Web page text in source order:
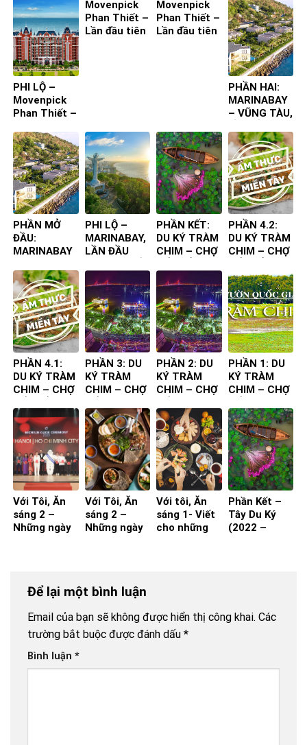
PHI LỘ –
Movenpick
Phan Thiết –
ta đến
Movenpick
Phan Thiết –
Lần đầu tiên
Movenpick
Phan Thiết –
Lần đầu tiên
PHẦN HAI:
MARINABAY
– VŨNG TÀU,
TIÊN TA ĐẾN
PHẦN MỞ
ĐẦU:
MARINABAY
LẦN ĐẦU
TIÊN TA ĐẾN
PHI LỘ –
MARINABAY,
LẦN ĐẦU
PHẦN KẾT:
DU KÝ TRÀM
CHIM – CHỢ
THỰC
CHUYẾN ĐI
PHẦN 4.2:
DU KÝ TRÀM
CHIM – CHỢ
THỰC
CHUYẾN ĐI
PHẦN 4.1:
DU KÝ TRÀM
CHIM – CHỢ
THỰC
CHUYẾN ĐI
PHẦN 3: DU
KÝ TRÀM
CHIM – CHỢ
PHẦN 2: DU
KÝ TRÀM
CHIM – CHỢ
PHẦN 1: DU
KÝ TRÀM
CHIM – CHỢ
Với Tôi, Ăn
sáng 2 –
Những ngày
Với Tôi, Ăn
sáng 2 –
Những ngày
Với tôi, Ăn
sáng 1- Viết
cho những
Phần Kết –
Tây Du Ký
(2022 –
Để lại một bình luận
Email của bạn sẽ không được hiển thị công khai. Các
trường bắt buộc được đánh dấu *
Bình luận *